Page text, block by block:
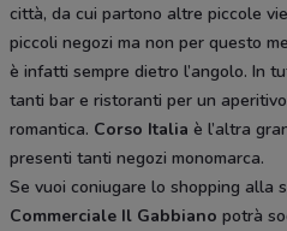
città, da cui partono altre piccole
piccoli negozi ma non per questo
è infatti sempre dietro l’angolo. In
tanti bar e ristoranti per un
romantica. Corso Italia è l’altra
presenti tanti negozi monomarca.
Se vuoi coniugare lo shopping alla
Commerciale Il Gabbiano potrà